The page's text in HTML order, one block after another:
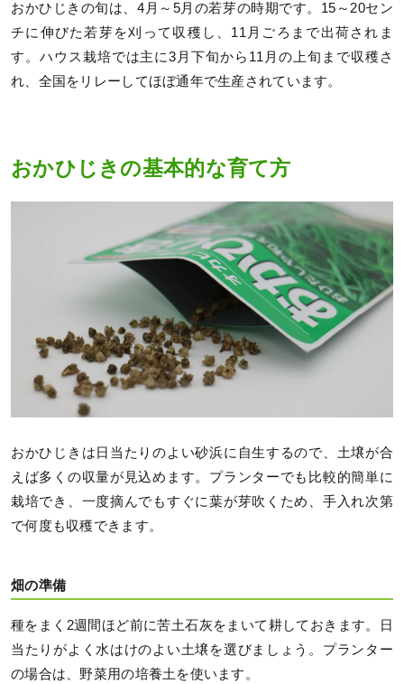
おかひじきの旬は、4月～5月の若芽の時期です。15～20セン
チに伸びた若芽を刈って収穫し、11月ごろまで出荷されま
す。ハウス栽培では主に3月下旬から11月の上旬まで収穫さ
れ、全国をリレーしてほぼ通年で生産されています。
おかひじきの基本的な育て方
おかひじきは日当たりのよい砂浜に自生するので、土壌が合
えば多くの収量が見込めます。プランターでも比較的簡単に
栽培でき、一度摘んでもすぐに葉が芽吹くため、手入れ次第
で何度も収穫できます。
畑の準備
種をまく2週間ほど前に苦土石灰をまいて耕しておきます。日
当たりがよく水はけのよい土壌を選びましょう。プランター
の場合は、野菜用の培養土を使います。